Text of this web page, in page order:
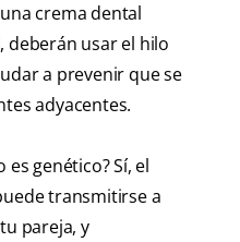
crema dental
deberán usar el hilo
a prevenir que se
adyacentes.
genético? Sí, el
transmitirse a
pareja, y